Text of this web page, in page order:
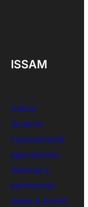
ISSAM
Istituto
Studenti
Finanziamenti
agevolazioni
Aziende e
partnership
News & Eventi